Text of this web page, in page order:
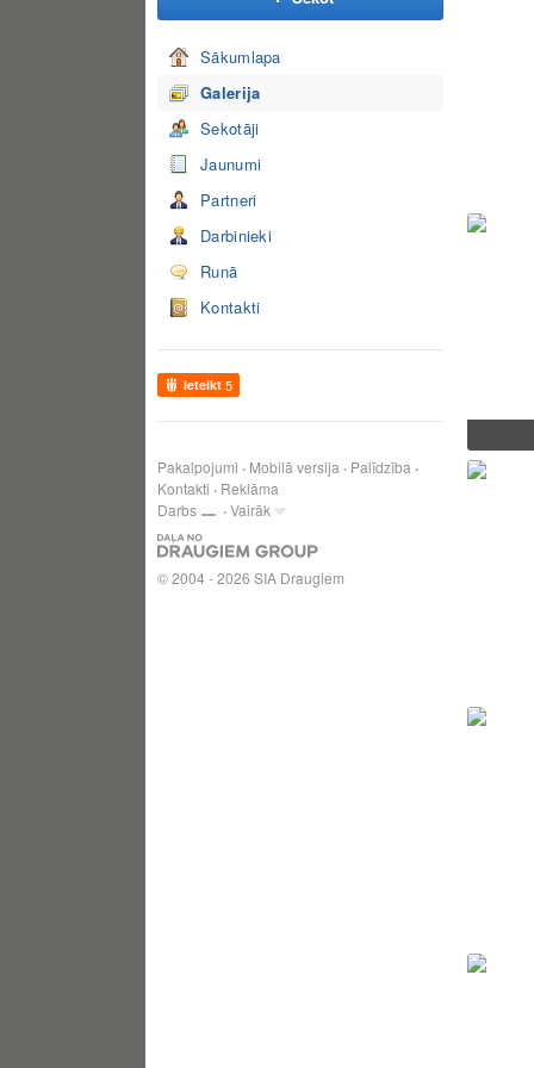
Sākumlapa
Galerija
Sekotāji
Jaunumi
Partneri
Darbinieki
Runā
Kontakti
Ieteikt 5
Pakalpojumi Mobilā versija
Palīdzība
Kontakti
Reklāma
Darbs
Vairāk
© 2004 - 2026 SIA Draugiem